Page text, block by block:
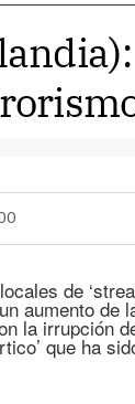
de
aumento de
la irrupción
que ha